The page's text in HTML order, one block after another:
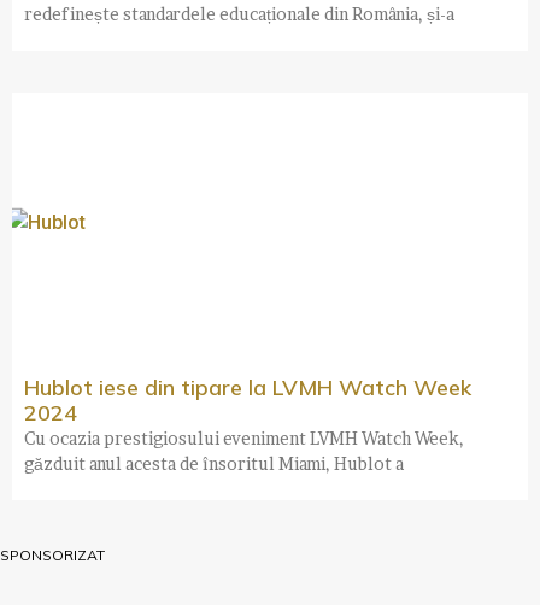
redefinește standardele educaționale din România, și-a
Hublot iese din tipare la LVMH Watch Week
2024
Cu ocazia prestigiosului eveniment LVMH Watch Week,
găzduit anul acesta de însoritul Miami, Hublot a
SPONSORIZAT